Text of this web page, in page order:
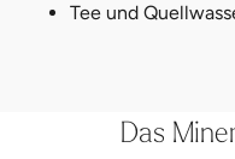
Tee und
Das